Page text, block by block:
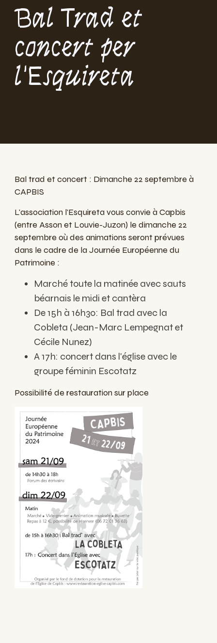
Bal Trad et
concert per
l'Esquireta
Bal trad et concert : Dimanche 22 septembre à
CAPBIS
L'association l'Esquireta vous convie à Capbis
(entre Asson et Louvie-Juzon) le dimanche 22
septembre où des animations seront prévues
dans le cadre de la Journée Européenne du
Patrimoine :
Marché toute la matinée avec sauts
béarnais le midi et cantèra
De 15h à 16h30: Bal trad avec la
Cobleta (Jean-Marc Lempegnat et
Cécile Nunez)
A 17h: concert dans l'église avec le
groupe féminin Escotatz
Possibilité de restauration sur place